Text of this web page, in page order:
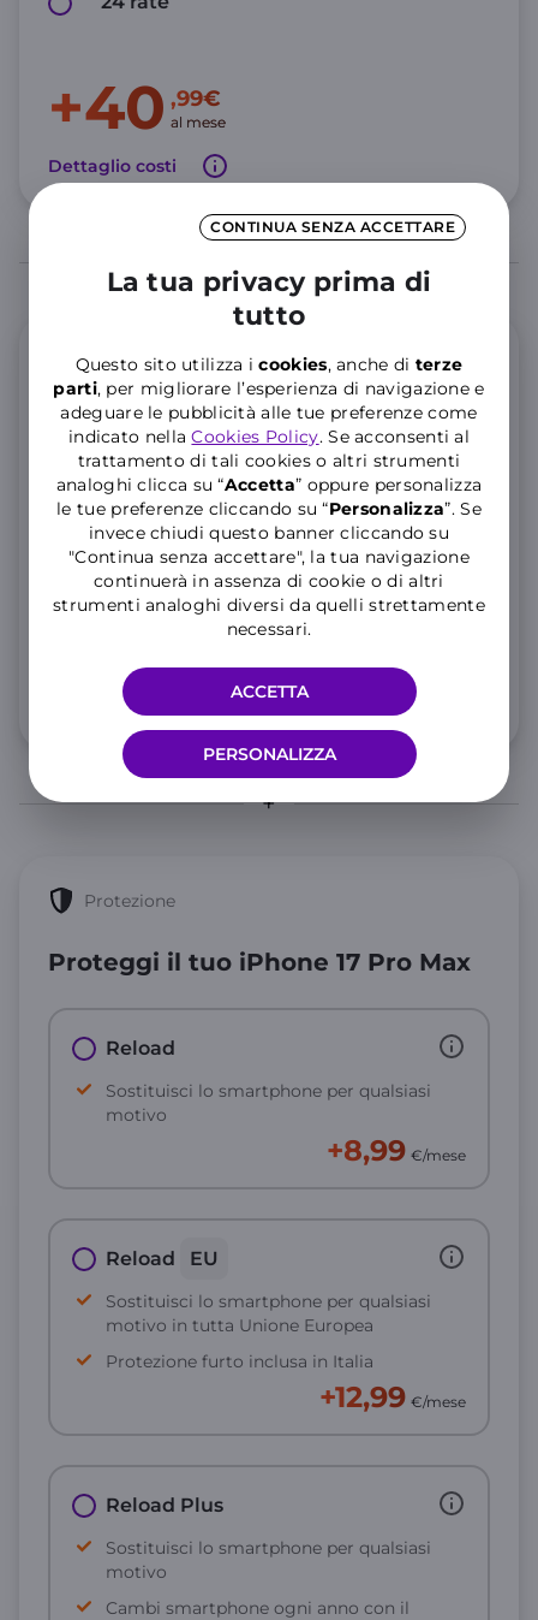
CONTINUA SENZA ACCETTARE
La tua privacy prima di
tutto
Questo sito utilizza icookies, anche di terze
parti, per migliorare l’esperienza di navigazione e
adeguare le pubblicità alle tue preferenze come
indicato nellaCookies Policy. Se acconsenti al
trattamento di tali cookies o altri strumenti
analoghi clicca su “Accetta” oppure personalizza
le tue preferenze cliccando su “Personalizza”. Se
invece chiudi questo banner cliccando su
"Continua senza accettare", la tua navigazione
continuerà in assenza di cookie o di altri
strumenti analoghi diversi da quelli strettamente
necessari.
PERSONALIZZA
ACCETTA
+40 ,99€
al mese
Dettaglio costi
GIGA e Minuti illimitati
Offerta Mobile
200 GIGA Full Speed, poi illimitati a 10 Mbps
Minuti illimitati e 200 SMS
25 GIGA aggiuntivi in Unione Europea per 3 mesi
Consulta lenote informative dell’offerta.
Info 5G e condizioni traffico illimitato
Proteggi il tuo iPhone 17 Pro Max
Protezione
Reload
Sostituisci lo smartphone per qualsiasi
motivo
+8,99 €/mese
Reload EU
Sostituisci lo smartphone per qualsiasi
motivo in tutta Unione Europea
Protezione furto inclusa in Italia
+12,99 €/mese
Reload Plus
Sostituisci lo smartphone per qualsiasi
motivo
Cambi smartphone ogni anno con il